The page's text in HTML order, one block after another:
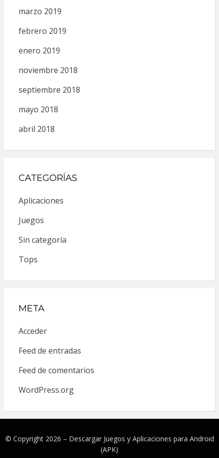
marzo 2019
febrero 2019
enero 2019
noviembre 2018
septiembre 2018
mayo 2018
abril 2018
CATEGORÍAS
Aplicaciones
Juegos
Sin categoría
Tops
META
Acceder
Feed de entradas
Feed de comentarios
WordPress.org
© Copyright 2026 – Descargar Juegos y Aplicaciones para Android
(APK)